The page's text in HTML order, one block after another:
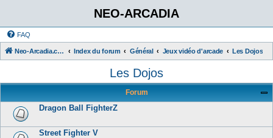
NEO-ARCADIA
FAQ
Neo-Arcadia.com Index du forum Général Jeux vidéo d'arcade Les Dojos
Les Dojos
Forum
Dragon Ball FighterZ
Street Fighter V